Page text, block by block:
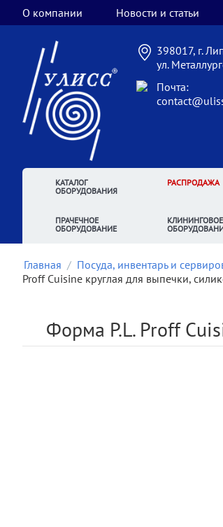
О компании Новости и статьи
398017, г.
ул.
Почта:
КАТАЛОГ
ОБОРУДОВАНИЯ
РАСПРОДАЖА
ПРАЧЕЧНОЕ
ОБОРУДОВАНИЕ
КЛИНИНГОВОЕ
Главная / Посуда, инвентарь и
Proff Cuisine круглая для выпечки,
Форма P.L. Proff